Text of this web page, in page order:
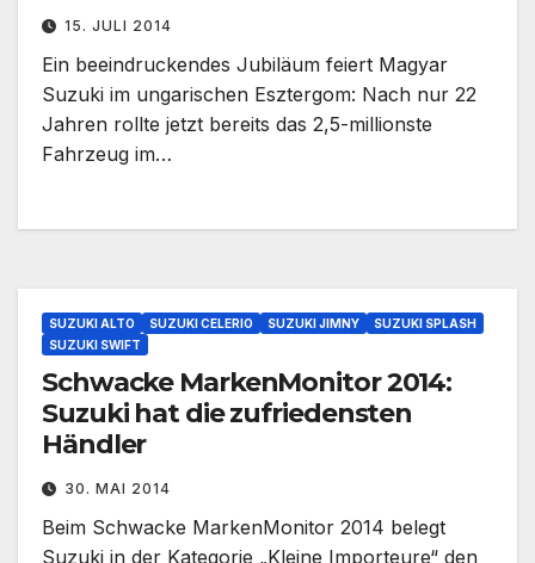
15. JULI 2014
Ein beeindruckendes Jubiläum feiert Magyar
Suzuki im ungarischen Esztergom: Nach nur 22
Jahren rollte jetzt bereits das 2,5-millionste
Fahrzeug im…
SUZUKI ALTO SUZUKI CELERIO SUZUKI JIMNY
SUZUKI SPLASH
SUZUKI SWIFT
Schwacke MarkenMonitor 2014:
Suzuki hat die zufriedensten
Händler
30. MAI 2014
Beim Schwacke MarkenMonitor 2014 belegt
Suzuki in der Kategorie „Kleine Importeure“ den